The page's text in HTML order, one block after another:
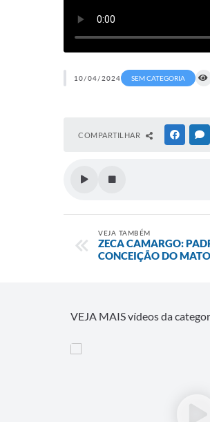
10/04/2024 SEM CATEGORIA
COMPARTILHAR
VEJA TAMBÉM
ZECA CAMARGO:
CONCEIÇÃO DO
VEJA MAIS vídeos da